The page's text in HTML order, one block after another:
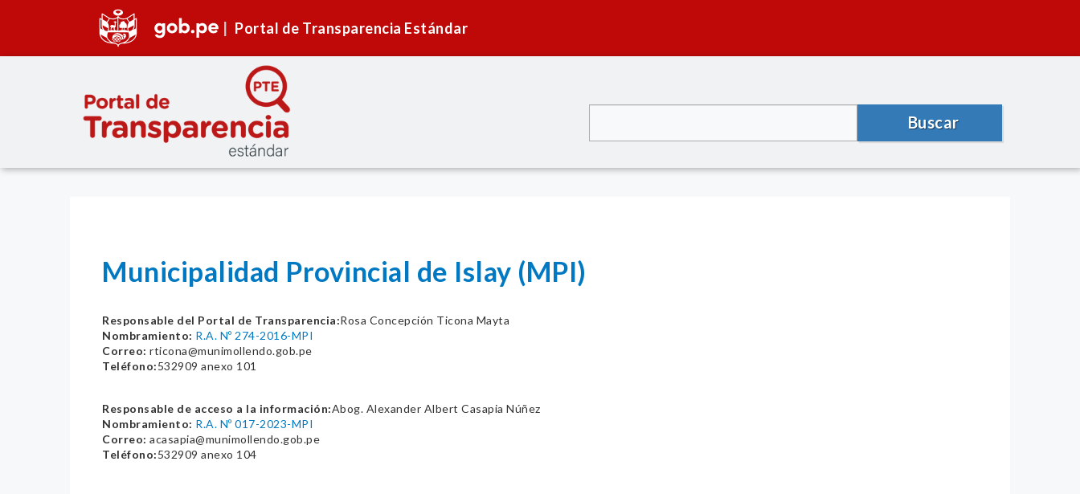
Portal de Transparencia Estándar
Buscar
Municipalidad Provincial de Islay (MPI)
Responsable del Portal de Transparencia:Rosa Concepción Ticona Mayta
Nombramiento: R.A. Nº 274-2016-MPI
Correo: rticona@munimollendo.gob.pe
Teléfono:532909 anexo 101
Responsable de acceso a la información:Abog. Alexander Albert Casapia Núñez
Nombramiento: R.A. Nº 017-2023-MPI
Correo: acasapia@munimollendo.gob.pe
Teléfono:532909 anexo 104